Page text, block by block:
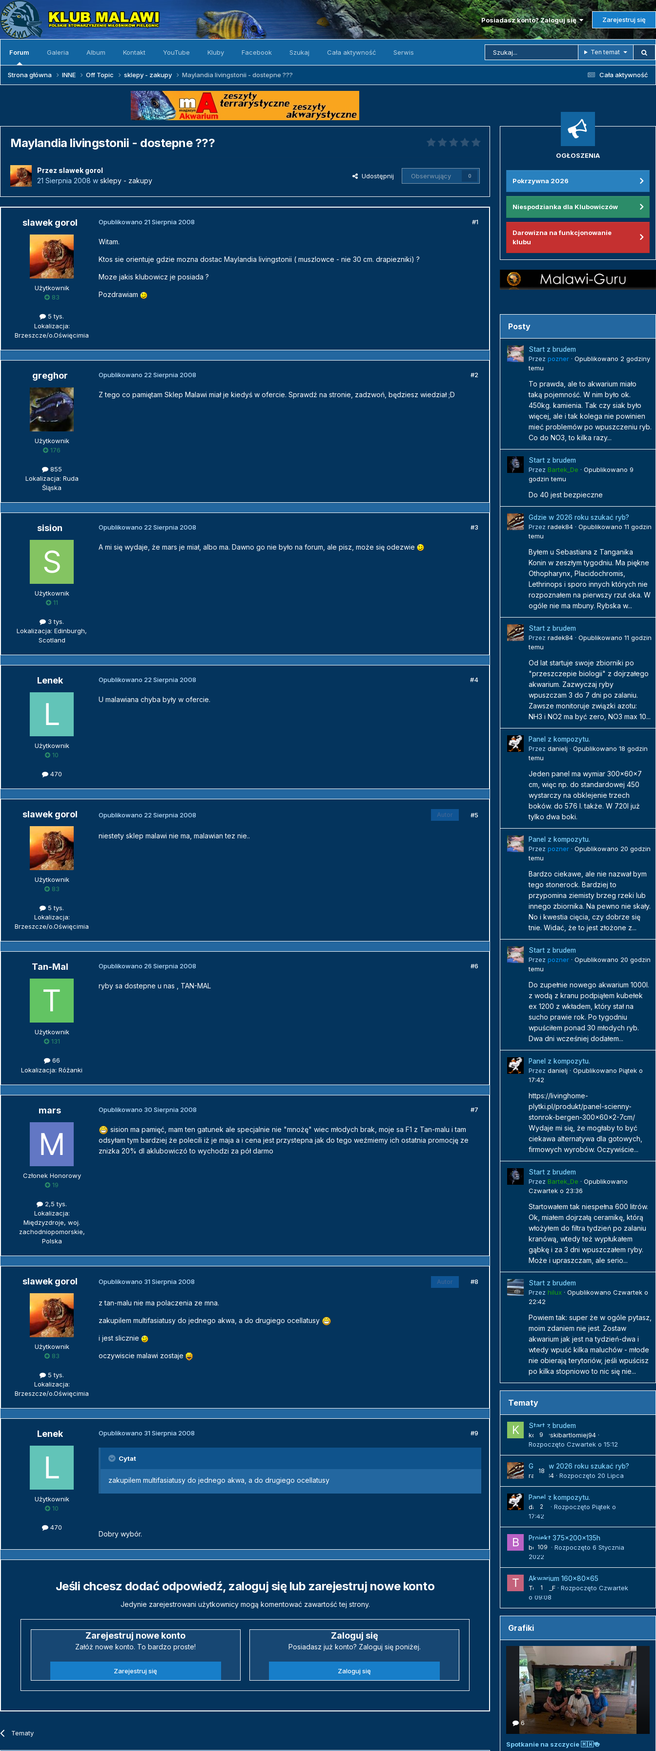
Posiadasz konto? Zaloguj się Zarejestruj się
Forum Galeria Album Kontakt YouTube Kluby Facebook Szukaj Cała aktywność Serwis Ten temat
Cała aktywność
Strona główna INNE Off Topic sklepy - zakupy Maylandia livingstonii - dostepne ???
Maylandia livingstonii - dostepne ???
Przez slawek gorol
21 Sierpnia 2008 w sklepy - zakupy
Udostępnij Obserwujący 0
slawek gorol
Użytkownik
83
5 tys.
Lokalizacja:
Brzeszcze/o.Oświęcimia
#1
Opublikowano 21 Sierpnia 2008
Witam.
Ktos sie orientuje gdzie mozna dostac Maylandia livingstonii ( muszlowce - nie 30 cm. drapiezniki) ?
Moze jakis klubowicz je posiada ?
Pozdrawiam
greghor
Użytkownik
176
855
Lokalizacja: Ruda
Śląska
#2
Opublikowano 22 Sierpnia 2008
Z tego co pamiętam Sklep Malawi miał je kiedyś w ofercie. Sprawdź na stronie, zadzwoń, będziesz wiedział ;D
sision
Użytkownik
11
3 tys.
Lokalizacja: Edinburgh,
Scotland
#3
Opublikowano 22 Sierpnia 2008
A mi się wydaje, że mars je miał, albo ma. Dawno go nie było na forum, ale pisz, może się odezwie
Lenek
Użytkownik
10
470
#4
Opublikowano 22 Sierpnia 2008
U malawiana chyba były w ofercie.
slawek gorol
Użytkownik
83
5 tys.
Lokalizacja:
Brzeszcze/o.Oświęcimia
Autor #5
Opublikowano 22 Sierpnia 2008
niestety sklep malawi nie ma, malawian tez nie..
Tan-Mal
Użytkownik
131
66
Lokalizacja: Różanki
#6
Opublikowano 26 Sierpnia 2008
ryby sa dostepne u nas , TAN-MAL
mars
Członek Honorowy
19
2,5 tys.
Lokalizacja:
Międzyzdroje, woj.
zachodniopomorskie,
Polska
#7
Opublikowano 30 Sierpnia 2008
sision ma pamięć, mam ten gatunek ale specjalnie nie "mnożę" wiec młodych brak, moje sa F1 z Tan-malu i tam
odsyłam tym bardziej że polecili iż je maja a i cena jest przystepna jak do tego weźmiemy ich ostatnia promocję ze
znizka 20% dl aklubowiczó to wychodzi za pół darmo
slawek gorol
Użytkownik
83
5 tys.
Lokalizacja:
Brzeszcze/o.Oświęcimia
Autor #8
Opublikowano 31 Sierpnia 2008
z tan-malu nie ma polaczenia ze mna.
zakupilem multifasiatusy do jednego akwa, a do drugiego ocellatusy
i jest slicznie
oczywiscie malawi zostaje
Lenek
Użytkownik
10
470
#9
Opublikowano 31 Sierpnia 2008
Cytat
zakupilem multifasiatusy do jednego akwa, a do drugiego ocellatusy
Dobry wybór.
Jeśli chcesz dodać odpowiedź, zaloguj się lub zarejestruj nowe konto
Jedynie zarejestrowani użytkownicy mogą komentować zawartość tej strony.
Zarejestruj nowe konto
Załóż nowe konto. To bardzo proste!
Zarejestruj się
Zaloguj się
Posiadasz już konto? Zaloguj się poniżej.
Zaloguj się
Tematy
OGŁOSZENIA
Pokrzywna 2026
Niespodzianka dla Klubowiczów
Darowizna na funkcjonowanie
klubu
Posty
Start z brudem
Przez pozner · Opublikowano 2 godziny
temu
To prawda, ale to akwarium miało
taką pojemność. W nim było ok.
450kg. kamienia. Tak czy siak było
więcej, ale i tak kolega nie powinien
mieć problemów po wpuszczeniu ryb.
Co do NO3, to kilka razy...
Start z brudem
Przez Bartek_De · Opublikowano 9
godzin temu
Do 40 jest bezpieczne
Gdzie w 2026 roku szukać ryb?
Przez radek84 · Opublikowano 11 godzin
temu
Byłem u Sebastiana z Tanganika
Konin w zeszłym tygodniu. Ma piękne
Othopharynx, Placidochromis,
Lethrinops i sporo innych których nie
rozpoznałem na pierwszy rzut oka. W
ogóle nie ma mbuny. Rybska w...
Start z brudem
Przez radek84 · Opublikowano 11 godzin
temu
Od lat startuje swoje zbiorniki po
"przeszczepie biologii" z dojrzałego
akwarium. Zazwyczaj ryby
wpuszczam 3 do 7 dni po zalaniu.
Zawsze monitoruje związki azotu:
NH3 i NO2 ma być zero, NO3 max 10...
Panel z kompozytu.
Przez danielj · Opublikowano 18 godzin
temu
Jeden panel ma wymiar 300x60x7
cm, więc np. do standardowej 450
wystarczy na obklejenie trzech
boków. do 576 l. także. W 720l już
tylko dwa boki.
Panel z kompozytu.
Przez pozner · Opublikowano 20 godzin
temu
Bardzo ciekawe, ale nie nazwał bym
tego stonerock. Bardziej to
przypomina ziemisty brzeg rzeki lub
innego zbiornika. Na pewno nie skały.
No i kwestia cięcia, czy dobrze się
tnie. Widać, że to jest złożone z...
Start z brudem
Przez pozner · Opublikowano 20 godzin
temu
Do zupełnie nowego akwarium 1000l.
z wodą z kranu podpiąłem kubełek
ex 1200 z wkładem, który stał na
sucho prawie rok. Po tygodniu
wpuściłem ponad 30 młodych ryb.
Dwa dni wcześniej dodałem...
Panel z kompozytu.
Przez danielj · Opublikowano Piątek o
17:42
https://livinghome-
plytki.pl/produkt/panel-scienny-
stonrok-bergen-300x60x2-7cm/
Wydaje mi się, że mogłaby to być
ciekawa alternatywa dla gotowych,
firmowych wyrobów. Oczywiście...
Start z brudem
Przez Bartek_De · Opublikowano
Czwartek o 23:36
Startowałem tak niespełna 600 litrów.
Ok, miałem dojrzałą ceramikę, którą
włożyłem do filtra tydzień po zalaniu
kranówą, wtedy też wypłukałem
gąbkę i za 3 dni wpuszczałem ryby.
Może i upraszczam, ale serio...
Start z brudem
Przez hilux · Opublikowano Czwartek o
22:42
Powiem tak: super że w ogóle pytasz,
moim zdaniem nie jest. Zostaw
akwarium jak jest na tydzień-dwa i
wtedy wpuść kilka maluchów - młode
nie obierają terytoriów, jeśli wpuścisz
po kilka stopniowo to nic się nie...
Tematy
9
Start z brudem
kozlowskibartlomiej94 ·
Rozpoczęto Czwartek o 15:12
18
Gdzie w 2026 roku szukać ryb?
radek84 · Rozpoczęto 20 Lipca
2
Panel z kompozytu.
danielj
· Rozpoczęto Piątek o
17:42
109
Projekt 375x200x135h
bojack · Rozpoczęto 6 Stycznia
2022
1
Akwarium 160x80x65
Tomek_F · Rozpoczęto Czwartek
o 09:08
Grafiki
6
Spotkanie na szczycie 🇲🇼🍻